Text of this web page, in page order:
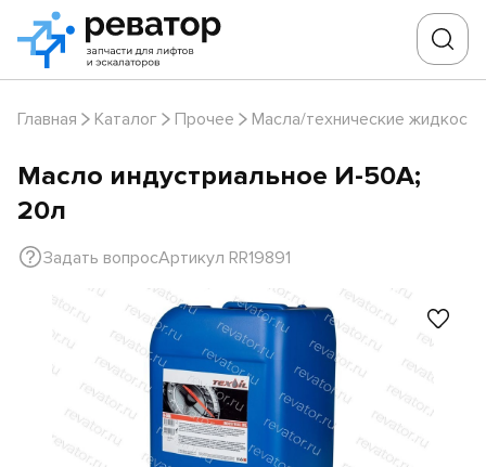
Главная Каталог Прочее Масла/технические жидкости
Масло индустриальное И-50А;
20л
Задать вопросАртикул RR19891